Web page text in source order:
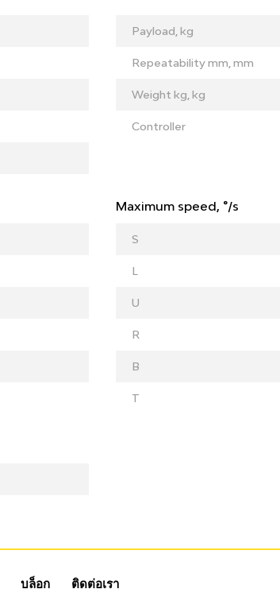
Payload, kg
Repeatability mm, mm
Weight kg, kg
Controller
Maximum speed, °/s
S
L
U
R
B
T
บล็อก ติดต่อเรา